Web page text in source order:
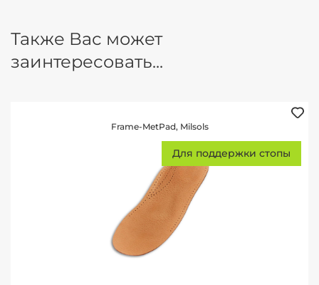
Также Вас может
заинтересовать...
Frame-MetPad, Milsols
Для поддержки стопы